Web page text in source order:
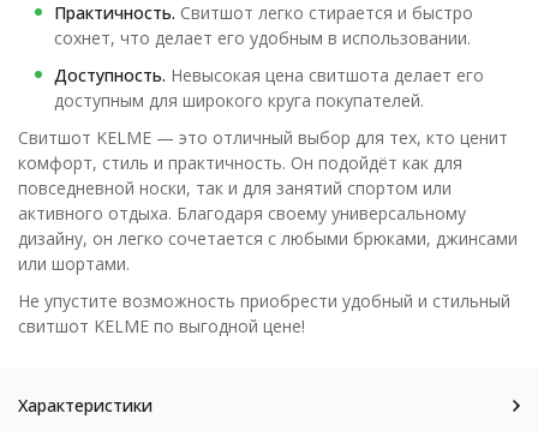
Практичность. Свитшот легко стирается и быстро
сохнет, что делает его удобным в использовании.
Доступность. Невысокая цена свитшота делает его
доступным для широкого круга покупателей.
Свитшот KELME — это отличный выбор для тех, кто ценит
комфорт, стиль и практичность. Он подойдёт как для
повседневной носки, так и для занятий спортом или
активного отдыха. Благодаря своему универсальному
дизайну, он легко сочетается с любыми брюками, джинсами
или шортами.
Не упустите возможность приобрести удобный и стильный
свитшот KELME по выгодной цене!
Характеристики